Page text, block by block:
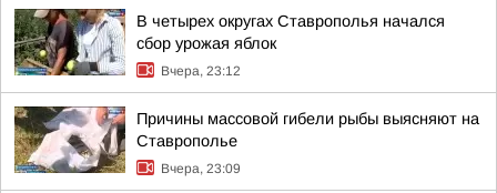
В четырех округах Ставрополья начался
сбор урожая яблок
Вчера, 23:12
Причины массовой гибели рыбы выясняют на
Ставрополье
Вчера, 23:09